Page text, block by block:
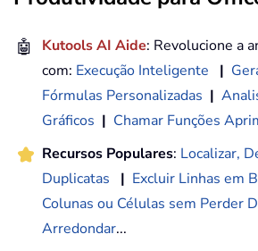
🤖 Kutools AI Aide: Revolucione a
com: Execução Inteligente |
Fórmulas Personalizadas |
Gráficos | Chamar Funções
Recursos Populares: Localizar,
Duplicatas
| Excluir Linhas em
Colunas ou Células sem Perder
Arredondar...